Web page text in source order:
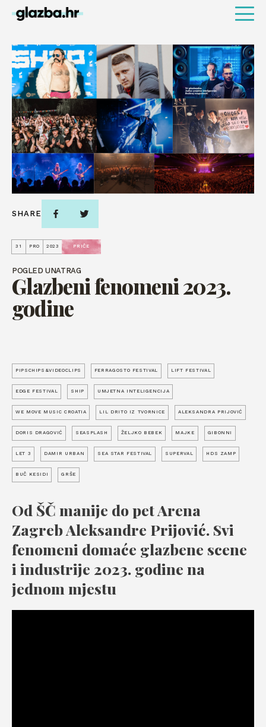
31 PRO 2023 PRIČE
POGLED UNATRAG
Glazbeni fenomeni 2023.
godine
SHARE
PIPSCHIPS&VIDEOCLIPS FERRAGOSTO FESTIVAL LIFT FESTIVAL
EDGE FESTIVAL SHIP UMJETNA INTELIGENCIJA
WE MOVE MUSIC CROATIA LIL DRITO IZ TVORNICE ALEKSANDRA PRIJOVIĆ
DORIS DRAGOVIĆ SEASPLASH ŽELJKO BEBEK MAJKE GIBONNI
LET 3 DAMIR URBAN SEA STAR FESTIVAL SUPERVAL HDS ZAMP
BUČ KESIDI GRŠE
Od ŠČ manije do pet Arena
Zagreb Aleksandre Prijović. Svi
fenomeni domaće glazbene scene
i industrije 2023. godine na
jednom mjestu